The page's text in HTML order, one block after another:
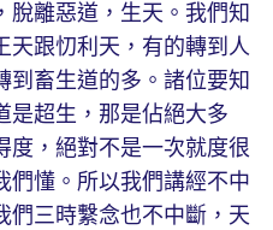
脫離惡道，生天。我們知
天跟忉利天，有的轉到人
到畜生道的多。諸位要知
是超生，那是佔絕大多
度，絕對不是一次就度很
們懂。所以我們講經不中
們三時繫念也不中斷，天